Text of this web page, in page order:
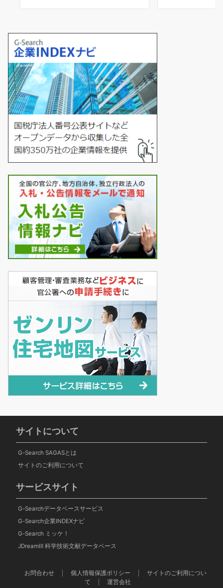
サイトについて
G-Search SAGASとは
サイトのご利用について
サービスサイト
G-Searchデータベースサービス
G-Search企業INDEXナビ
G-Search ミッケ！
JDreamⅢ 科学技術文献データベース
お問合わせ 個人情報保護ポリシー
サイトのご利用につい
て
運営会社